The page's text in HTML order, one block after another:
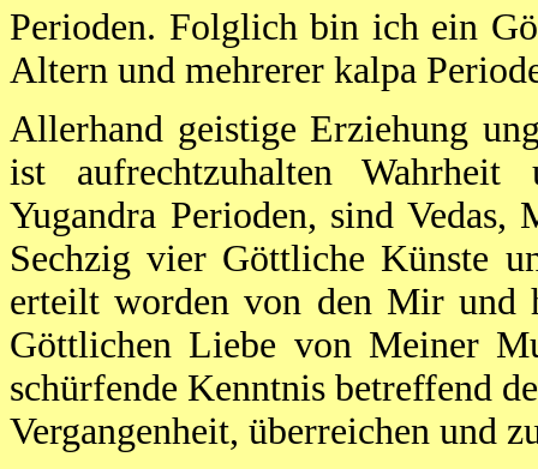
Perioden. Folglich bin ich ein
Altern und mehrerer kalpa
Allerhand geistige Erziehung
ist aufrechtzuhalten
Yugandra Perioden, sind Vedas,
Sechzig vier Göttliche Künste
erteilt worden von den Mir und
Göttlichen Liebe von Meiner
schürfende Kenntnis betreffend
Vergangenheit, überreichen und